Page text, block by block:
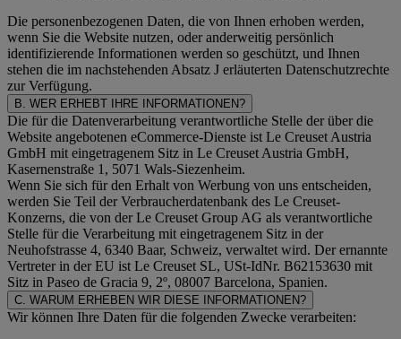
Die personenbezogenen Daten, die von Ihnen erhoben werden,
wenn Sie die Website nutzen, oder anderweitig persönlich
identifizierende Informationen werden so geschützt, und Ihnen
stehen die im nachstehenden Absatz J erläuterten Datenschutzrechte
zur Verfügung.
B. WER ERHEBT IHRE INFORMATIONEN?
Die für die Datenverarbeitung verantwortliche Stelle der über die
Website angebotenen eCommerce-Dienste ist Le Creuset Austria
GmbH mit eingetragenem Sitz in Le Creuset Austria GmbH,
Kasernenstraße 1, 5071 Wals-Siezenheim.
Wenn Sie sich für den Erhalt von Werbung von uns entscheiden,
werden Sie Teil der Verbraucherdatenbank des Le Creuset-
Konzerns, die von der Le Creuset Group AG als verantwortliche
Stelle für die Verarbeitung mit eingetragenem Sitz in der
Neuhofstrasse 4, 6340 Baar, Schweiz, verwaltet wird. Der ernannte
Vertreter in der EU ist Le Creuset SL, USt-IdNr. B62153630 mit
Sitz in Paseo de Gracia 9, 2º, 08007 Barcelona, Spanien.
C. WARUM ERHEBEN WIR DIESE INFORMATIONEN?
Wir können Ihre Daten für die folgenden Zwecke verarbeiten: